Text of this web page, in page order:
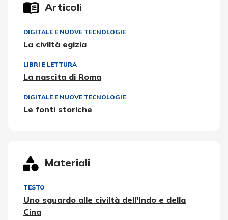
Articoli
DIGITALE E NUOVE TECNOLOGIE
La civiltà egizia
LIBRI E LETTURA
La nascita di Roma
DIGITALE E NUOVE TECNOLOGIE
Le fonti storiche
Materiali
TESTO
Uno sguardo alle civiltà dell'Indo e della
Cina